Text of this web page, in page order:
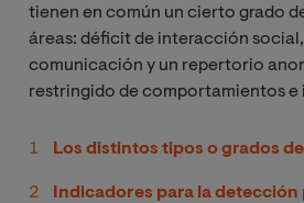
tienen en común un cierto grado
áreas: déficit de interacción
comunicación y un repertorio
restringido de comportamientos e
Los distintos tipos o grados
Indicadores para la